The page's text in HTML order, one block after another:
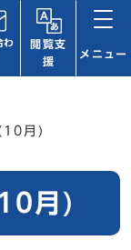
わ
閲覧支
援
メニュー
月)
月)